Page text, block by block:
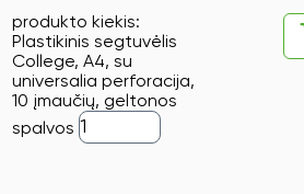
produkto kiekis:
Plastikinis segtuvėlis
College, A4, su
universalia perforacija,
10 įmaučių, geltonos
spalvos